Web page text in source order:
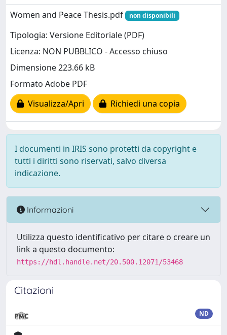
Women and Peace Thesis.pdf
non disponibili
Tipologia: Versione Editoriale (PDF)
Licenza: NON PUBBLICO - Accesso chiuso
Dimensione 223.66 kB
Formato Adobe PDF
Visualizza/Apri
Richiedi una copia
I documenti in IRIS sono protetti da copyright e
tutti i diritti sono riservati, salvo diversa
indicazione.
Informazioni
Utilizza questo identificativo per citare o creare un
link a questo documento:
https://hdl.handle.net/20.500.12071/53468
Citazioni
ND